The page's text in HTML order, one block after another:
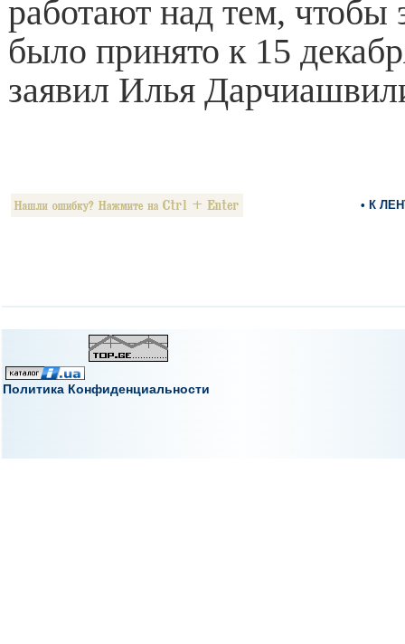
работают над тем, чтобы
было принято к 15
заявил Илья
• К
Политика Конфиденциальности